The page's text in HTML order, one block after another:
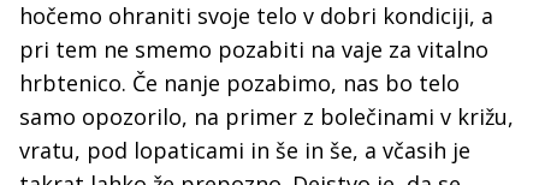
hočemo ohraniti svoje telo v dobri kondiciji, a
pri tem ne smemo pozabiti na vaje za vitalno
hrbtenico. Če nanje pozabimo, nas bo telo
samo opozorilo, na primer z bolečinami v križu,
vratu, pod lopaticami in še in še, a včasih je